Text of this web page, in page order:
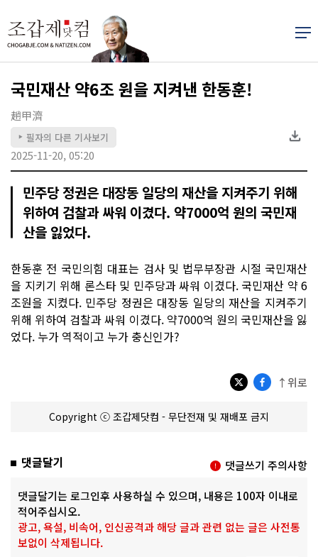
국민재산 약6조 원을 지켜낸 한동훈!
趙甲濟
▶ 필자의 다른 기사보기
2025-11-20, 05:20
민주당 정권은 대장동 일당의 재산을 지켜주기 위해
위하여 검찰과 싸워 이겼다. 약7000억 원의 국민재
산을 잃었다.
한동훈 전 국민의힘 대표는 검사 및 법무부장관 시절 국민재산
을 지키기 위해 론스타 및 민주당과 싸워 이겼다. 국민재산 약 6
조원을 지켰다. 민주당 정권은 대장동 일당의 재산을 지켜주기
위해 위하여 검찰과 싸워 이겼다. 약7000억 원의 국민재산을 잃
었다. 누가 역적이고 누가 충신인가?
↑위로
Copyright ⓒ 조갑제닷컴 - 무단전재 및 재배포 금지
댓글달기 댓글쓰기 주의사항
댓글달기는 로그인후 사용하실 수 있으며, 내용은 100자 이내로
적어주십시오.
광고, 욕설, 비속어, 인신공격과 해당 글과 관련 없는 글은 사전통
보없이 삭제됩니다.